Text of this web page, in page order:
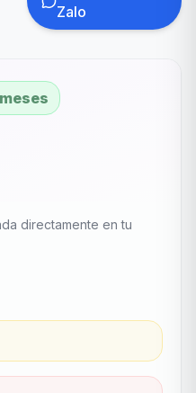
Zalo
directamente en tu